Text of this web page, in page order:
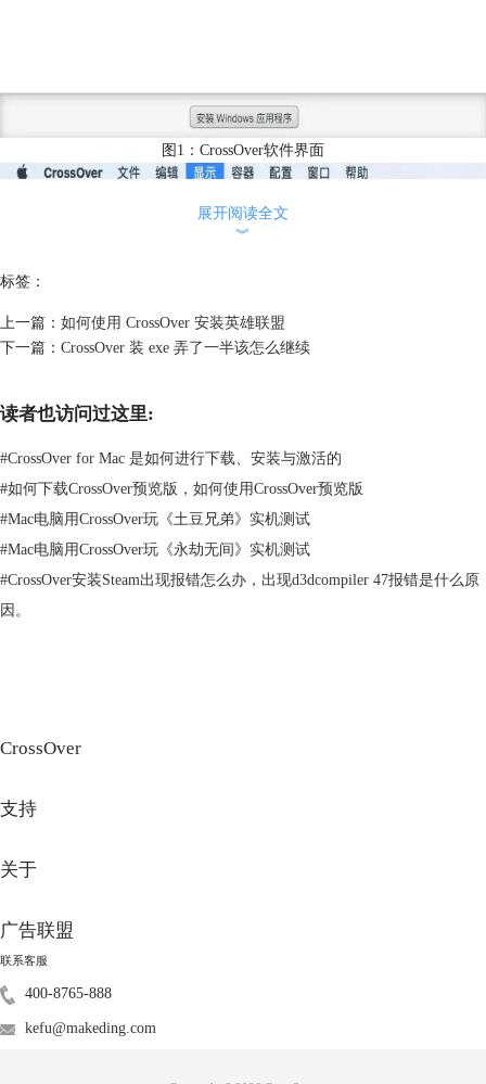
图1：CrossOver软件界面
图2：显示容器
2、在这个软件中的容器显示出来之后，选择我们需要卸载的Windows应
展开阅读全文
︾
标签：
上一篇： 如何使用 CrossOver 安装英雄联盟
下一篇： CrossOver 装 exe 弄了一半该怎么继续
读者也访问过这里:
#CrossOver for Mac 是如何进行下载、安装与激活的
#如何下载CrossOver预览版，如何使用CrossOver预览版
#Mac电脑用CrossOver玩《土豆兄弟》实机测试
#Mac电脑用CrossOver玩《永劫无间》实机测试
#CrossOver安装Steam出现报错怎么办，出现d3dcompiler 47报错是什么原
因。
CrossOver
支持
关于
广告联盟
联系客服
400-8765-888
kefu@makeding.com